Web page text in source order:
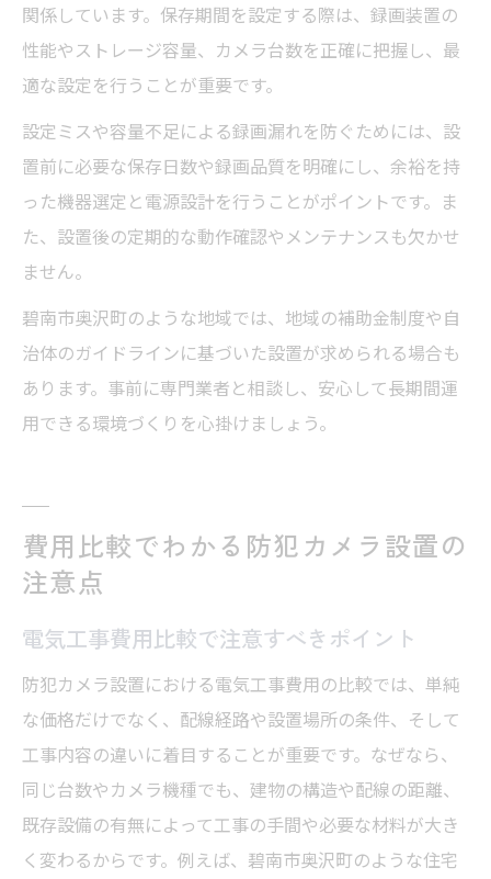
関係しています。保存期間を設定する際は、録画装置の
性能やストレージ容量、カメラ台数を正確に把握し、最
適な設定を行うことが重要です。
設定ミスや容量不足による録画漏れを防ぐためには、設
置前に必要な保存日数や録画品質を明確にし、余裕を持
った機器選定と電源設計を行うことがポイントです。ま
た、設置後の定期的な動作確認やメンテナンスも欠かせ
ません。
碧南市奥沢町のような地域では、地域の補助金制度や自
治体のガイドラインに基づいた設置が求められる場合も
あります。事前に専門業者と相談し、安心して長期間運
用できる環境づくりを心掛けましょう。
費用比較でわかる防犯カメラ設置の
注意点
電気工事費用比較で注意すべきポイント
防犯カメラ設置における電気工事費用の比較では、単純
な価格だけでなく、配線経路や設置場所の条件、そして
工事内容の違いに着目することが重要です。なぜなら、
同じ台数やカメラ機種でも、建物の構造や配線の距離、
既存設備の有無によって工事の手間や必要な材料が大き
く変わるからです。例えば、碧南市奥沢町のような住宅